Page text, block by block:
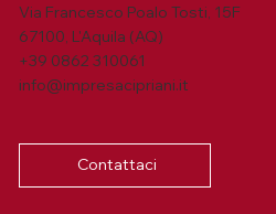
Via Francesco Poalo Tosti, 15F
67100, L'Aquila (AQ)
+39 0862 310061
info@impresacipriani.it
Contattaci